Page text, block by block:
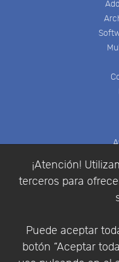
¡Atención!
terceros para
Puede aceptar
botón “Aceptar